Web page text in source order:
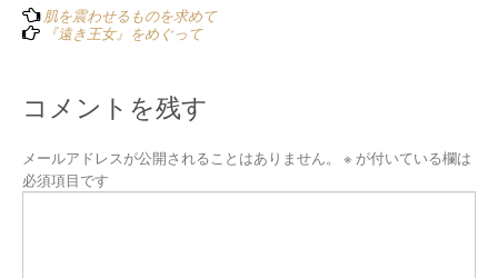
navigation
肌を震わせるものを求めて
『遠き王女』をめぐって
コメントを残す
メールアドレスが公開されることはありません。 ※ が付いている欄は
必須項目です